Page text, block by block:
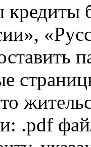
.pdf